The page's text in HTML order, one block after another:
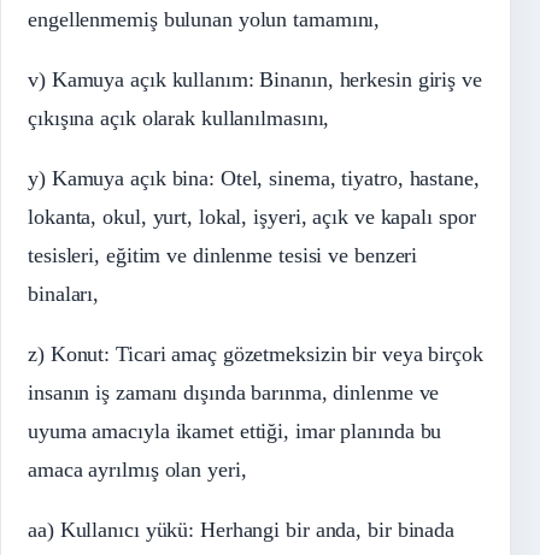
engellenmemiş bulunan yolun tamamını,
v) Kamuya açık kullanım: Binanın, herkesin giriş ve
çıkışına açık olarak kullanılmasını,
y) Kamuya açık bina: Otel, sinema, tiyatro, hastane,
lokanta, okul, yurt, lokal, işyeri, açık ve kapalı spor
tesisleri, eğitim ve dinlenme tesisi ve benzeri
binaları,
z) Konut: Ticari amaç gözetmeksizin bir veya birçok
insanın iş zamanı dışında barınma, dinlenme ve
uyuma amacıyla ikamet ettiği, imar planında bu
amaca ayrılmış olan yeri,
aa) Kullanıcı yükü: Herhangi bir anda, bir binada